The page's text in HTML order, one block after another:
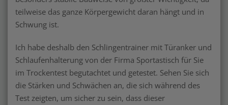
teilweise das ganze Körpergewicht daran hängt und in
Schwung ist.
Ich habe deshalb den Schlingentrainer mit Türanker und
Schlaufenhalterung von der Firma Sportastisch für Sie
im Trockentest begutachtet und getestet. Sehen Sie sich
die Stärken und Schwächen an, die sich während des
Test zeigten, um sicher zu sein, dass dieser